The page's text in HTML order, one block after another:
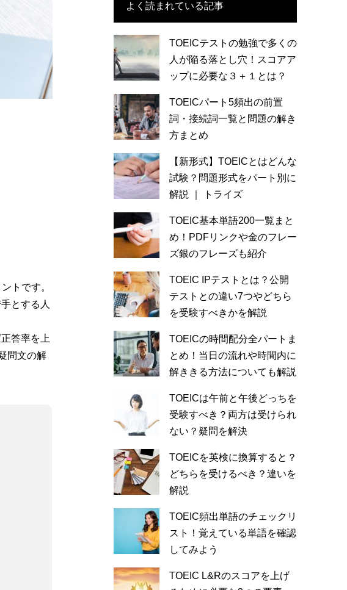
トです。
とする人
答率を上
問文の解
よく読まれている記事
TOEICテストの勉強で多くの
人が陥る落とし穴！スコアア
ップに必要な３＋１とは？
TOEICパート5頻出の前置
詞・接続詞一覧と問題の解き
方まとめ
【新形式】TOEICとはどんな
試験？問題形式をパート別に
解説 ｜ トライズ
TOEIC基本単語200一覧まと
め！PDFリンクや金のフレー
ズ銀のフレーズも紹介
TOEIC IPテストとは？公開
テストとの違い7つやどちら
を受験すべきかを解説
TOEICの時間配分全パートま
とめ！当日の流れや時間内に
解ききる方法についても解説
TOEICは午前と午後どっちを
受験すべき？両方は受けられ
ない？疑問を解決
TOEICを英検に換算すると？
どちらを受けるべき？違いを
解説
TOEIC頻出単語のチェックリ
スト！覚えている単語を確認
してみよう
TOEIC L&Rのスコアを上げ